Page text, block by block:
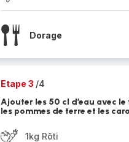
Dorage
Etape 3 /4
Ajouter les 50 cl d’eau avec
les pommes de terre et les
1kg Rôti